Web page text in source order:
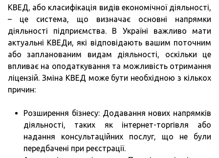
КВЕД, або класифікація видів економічної діяльності,
– це система, що визначає основні напрямки
діяльності підприємства. В Україні важливо мати
актуальні КВЕДи, які відповідають вашим поточним
або запланованим видам діяльності, оскільки це
впливає на оподаткування та можливість отримання
ліцензій. Зміна КВЕД може бути необхідною з кількох
причин:
Розширення бізнесу: Додавання нових напрямків
діяльності, таких як інтернет-торгівля або
надання консультаційних послуг, що не були
передбачені при реєстрації.